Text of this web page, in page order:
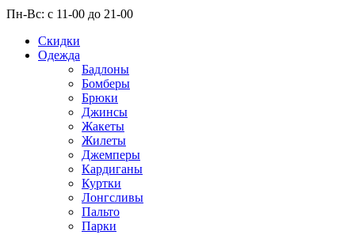
Пн-Вс: с 11-00 до 21-00
Скидки
Одежда
Бадлоны
Бомберы
Брюки
Джинсы
Жакеты
Жилеты
Джемперы
Кардиганы
Куртки
Лонгсливы
Пальто
Парки